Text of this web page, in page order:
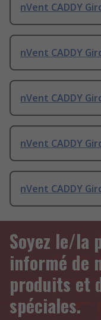
nVent CADDY
nVent CADDY
nVent CADDY
nVent CADDY
nVent CADDY
Soyez le/la
informé de
produits et
spéciales.